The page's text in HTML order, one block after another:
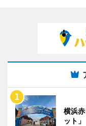
横浜
ット